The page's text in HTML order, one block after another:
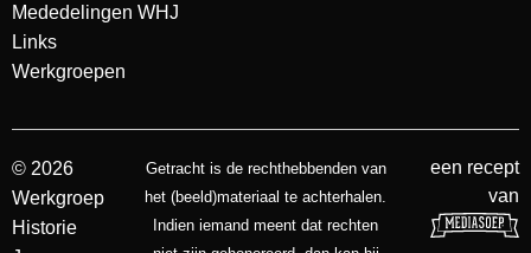
Mededelingen WHJ
Links
Werkgroepen
© 2026
Werkgroep
Historie
Getracht is de rechthebbenden van
het (beeld)materiaal te achterhalen.
Indien iemand meent dat rechten
een recept
van